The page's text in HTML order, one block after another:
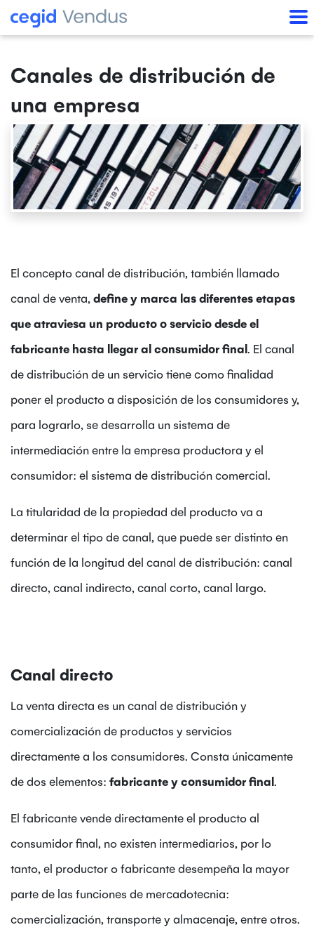
Canales de distribución de
una empresa
El concepto canal de distribución, también llamado
canal de venta, define y marca las diferentes etapas
que atraviesa un producto o servicio desde el
fabricante hasta llegar al consumidor final. El canal
de distribución de un servicio tiene como finalidad
poner el producto a disposición de los consumidores y,
para lograrlo, se desarrolla un sistema de
intermediación entre la empresa productora y el
consumidor: el sistema de distribución comercial.
La titularidad de la propiedad del producto va a
determinar el tipo de canal, que puede ser distinto en
función de la longitud del canal de distribución: canal
directo, canal indirecto, canal corto, canal largo.
Canal directo
La venta directa es un canal de distribución y
comercialización de productos y servicios
directamente a los consumidores. Consta únicamente
de dos elementos: fabricante y consumidor final.
El fabricante vende directamente el producto al
consumidor final, no existen intermediarios, por lo
tanto, el productor o fabricante desempeña la mayor
parte de las funciones de mercadotecnia:
comercialización, transporte y almacenaje, entre otros.